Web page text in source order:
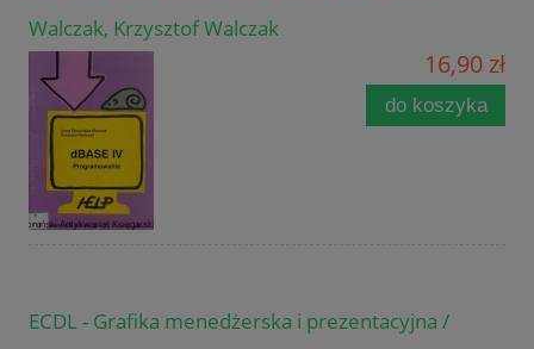
Walczak, Krzysztof Walczak
16,90 zł
do koszyka
ECDL - Grafika menedżerska i prezentacyjna /